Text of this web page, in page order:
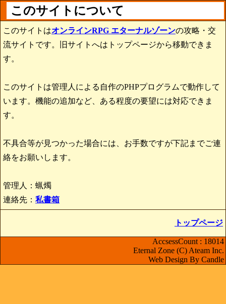
このサイトについて
このサイトはオンラインRPG エターナルゾーンの攻略・交
流サイトです。旧サイトへはトップページから移動できま
す。
このサイトは管理人による自作のPHPプログラムで動作して
います。機能の追加など、ある程度の要望には対応できま
す。
不具合等が見つかった場合には、お手数ですが下記までご連
絡をお願いします。
管理人：蝋燭
連絡先： 私書箱
トップページ
AccsessCount : 18014
Eternal Zone (C) Ateam Inc.
Web Design By Candle